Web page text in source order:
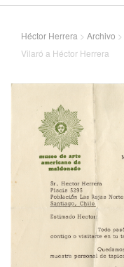
Héctor Herrera > Archivo >
Vilaró a Héctor Herrera